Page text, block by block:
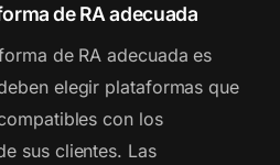
de RA adecuada
de RA adecuada es
elegir plataformas que
con los
sus clientes. Las